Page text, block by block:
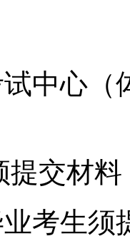
中心（
提交材料
考生须